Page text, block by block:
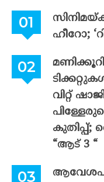
ഹീറോ;
വിറ്റ്
കുതിപ്പ്;
“ആട് 3 “